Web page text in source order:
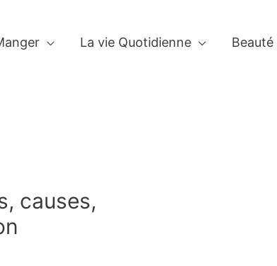
La vie Quotidienne Beauté
causes,